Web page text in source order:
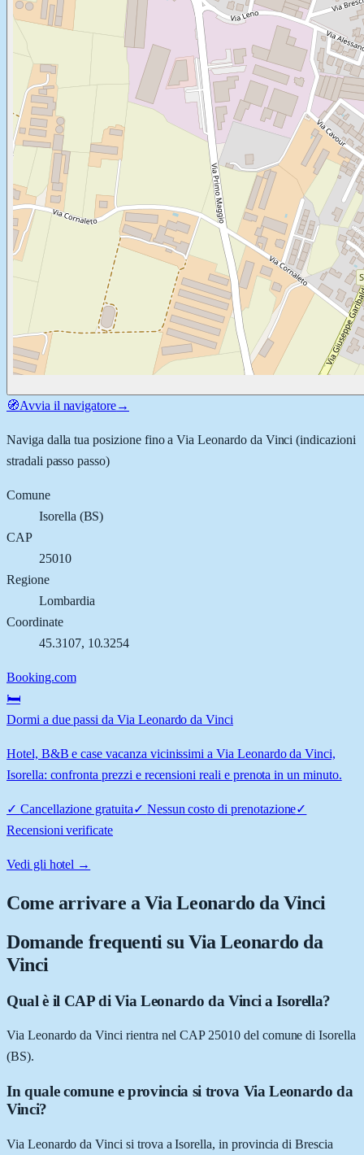
🧭Avvia il navigatore→
Naviga dalla tua posizione fino aVia Leonardo da Vinci (indicazioni
stradali passo passo)
Comune
Isorella (BS)
CAP
25010
Regione
Lombardia
Coordinate
45.3107, 10.3254
Booking.com
🛏️
Dormi a due passi da Via Leonardo da Vinci
Hotel, B&B e case vacanza vicinissimi a Via Leonardo da Vinci,
Isorella: confronta prezzi e recensioni reali e prenota in un minuto.
✓ Cancellazione gratuita✓ Nessun costo di prenotazione✓
Recensioni verificate
Vedi gli hotel →
Come arrivare aVia Leonardo da Vinci
Domande frequenti su Via Leonardo da
Vinci
Qual è il CAP di Via Leonardo da Vinci a Isorella?
Via Leonardo da Vinci rientra nel CAP 25010 del comune di Isorella
(BS).
In quale comune e provincia si trova Via Leonardo da
Vinci?
Via Leonardo da Vinci si trova a Isorella, in provincia di Brescia